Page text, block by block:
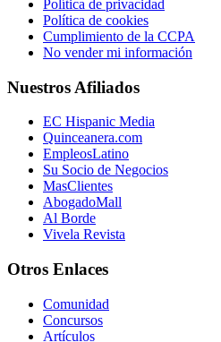
Política de privacidad
Política de cookies
Cumplimiento de la CCPA
No vender mi información
Nuestros Afiliados
EC Hispanic Media
Quinceanera.com
EmpleosLatino
Su Socio de Negocios
MasClientes
AbogadoMall
Al Borde
Vivela Revista
Otros Enlaces
Comunidad
Concursos
Artículos